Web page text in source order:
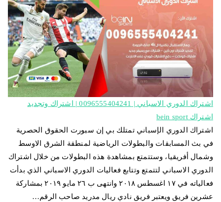
اشتراك الدوري الاسباني | 0096555404241 | اشتراك وتجديد
اشتراك bein sport
اشتراك الدوري الإسباني تمتلك بي إن سبورت الحقوق الحصرية
في بث المسابقات والبطولات الرياضية لمنطقة الشرق الاوسط
وشمال أفريقيا، وستتمتع بمشاهدة هذه البطولات من خلال اشتراك
الدوري الاسباني لتتمتع وتتابع فعاليات الدوري الاسباني الذي بدأت
فعالياته في ١٧ اغسطس ٢٠١٨ وانتهى ب ٢٦ مايو ٢٠١٩ بمشاركة
عشرين فريق ويعتبر فريق نادي ريال مدريد صاحب الرقم…